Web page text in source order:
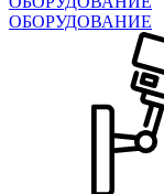
ОБОРУДОВАНИЕ